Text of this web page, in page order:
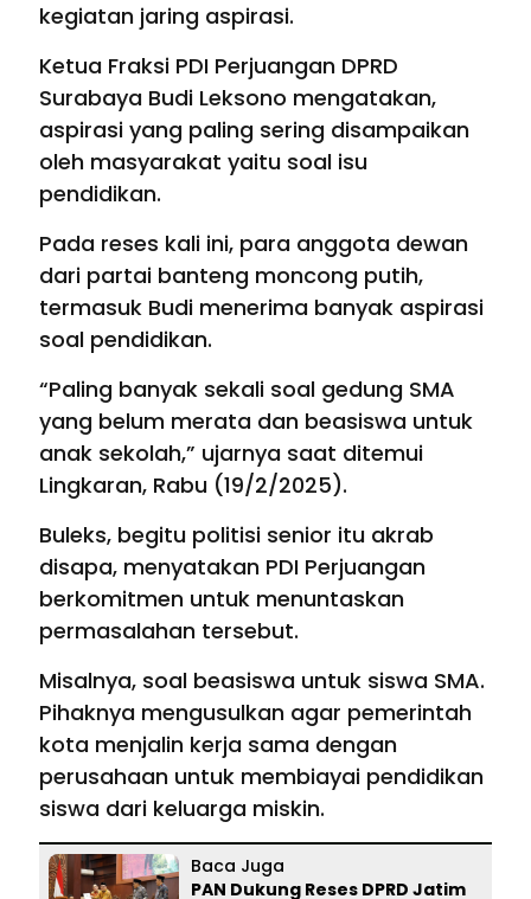
kegiatan jaring aspirasi.
Ketua Fraksi PDI Perjuangan DPRD
Surabaya Budi Leksono mengatakan,
aspirasi yang paling sering disampaikan
oleh masyarakat yaitu soal isu
pendidikan.
Pada reses kali ini, para anggota dewan
dari partai banteng moncong putih,
termasuk Budi menerima banyak aspirasi
soal pendidikan.
“Paling banyak sekali soal gedung SMA
yang belum merata dan beasiswa untuk
anak sekolah,” ujarnya saat ditemui
Lingkaran, Rabu (19/2/2025).
Buleks, begitu politisi senior itu akrab
disapa, menyatakan PDI Perjuangan
berkomitmen untuk menuntaskan
permasalahan tersebut.
Misalnya, soal beasiswa untuk siswa SMA.
Pihaknya mengusulkan agar pemerintah
kota menjalin kerja sama dengan
perusahaan untuk membiayai pendidikan
siswa dari keluarga miskin.
Baca Juga
PAN Dukung Reses DPRD Jatim